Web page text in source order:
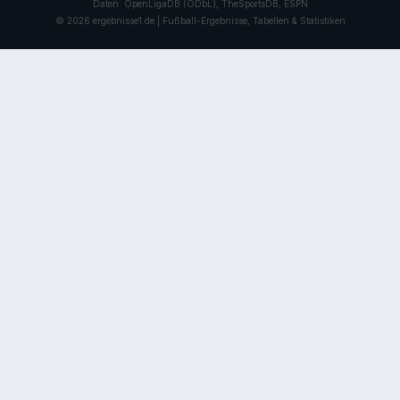
Daten: OpenLigaDB (ODbL), TheSportsDB, ESPN
© 2026 ergebnisse1.de | Fußball-Ergebnisse, Tabellen & Statistiken